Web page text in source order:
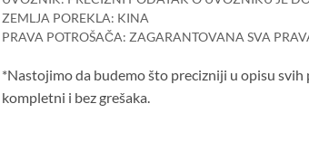
ZEMLJA POREKLA: KINA
PRAVA POTROŠAČA: ZAGARANTOVANA SVA
*Nastojimo da budemo što precizniji u opisu
kompletni i bez grešaka.